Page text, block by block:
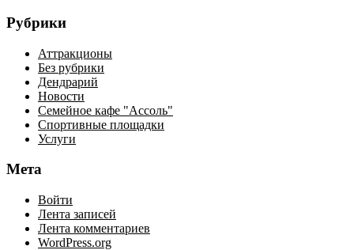
Рубрики
Аттракционы
Без рубрики
Дендрарий
Новости
Семейное кафе "Ассоль"
Спортивные площадки
Услуги
Мета
Войти
Лента записей
Лента комментариев
WordPress.org